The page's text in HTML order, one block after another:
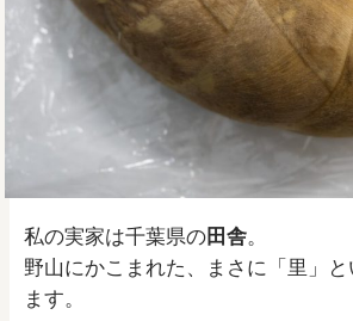
私の実家は千葉県の田舎。
野山にかこまれた、まさに「里」
ます。